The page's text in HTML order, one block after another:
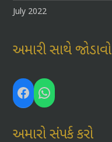
July 2022
અમારી સાથે જોડાવો
Facebook
WhatsApp
અમારો સંપર્ક કરો